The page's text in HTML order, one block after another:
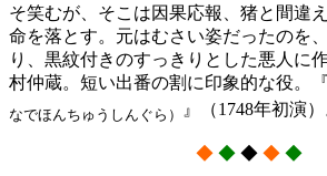
そ笑むが、そこは因果応報、猪と間違
命を落とす。元はむさい姿だったのを
り、黒紋付きのすっきりとした悪人に
村仲蔵。短い出番の割に印象的な役。
なでほんちゅうしんぐら）
』（1748年初演）
◆ ◆ ◆ ◆ ◆